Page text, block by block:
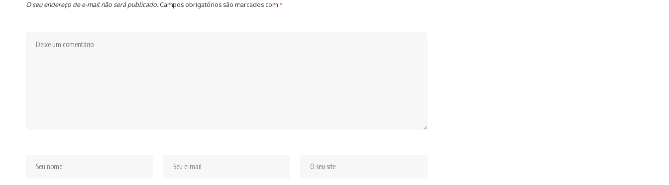
O seu endereço de e-mail não será publicado. Campos obrigatórios são marcados com*